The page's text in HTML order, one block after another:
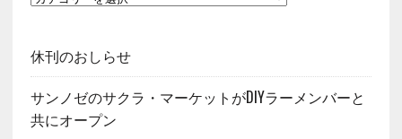
休刊のおしらせ
サンノゼのサクラ・マーケットがDIYラーメンバーと
共にオープン